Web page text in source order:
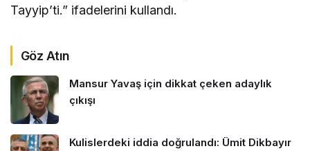
Tayyip’ti.” ifadelerini kullandı.
Göz Atın
Mansur Yavaş için dikkat çeken adaylık
çıkışı
Kulislerdeki iddia doğrulandı: Ümit Dikbayır